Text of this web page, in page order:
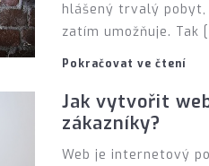
hlášený trvalý
zatím umožňuje. Tak
Pokračovat ve čtení
Jak vytvořit
zákazníky?
Web je internetový